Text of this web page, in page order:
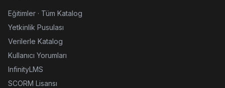
Eğitimler · Tüm Katalog
Yetkinlik Pusulası
Verilerle Katalog
Kullanıcı Yorumları
InfinityLMS
SCORM Lisansı